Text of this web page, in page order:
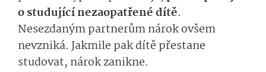
o studující nezaopatřené dítě.
Nesezdaným partnerům nárok ovšem
nevzniká. Jakmile pak dítě přestane
studovat, nárok zanikne.